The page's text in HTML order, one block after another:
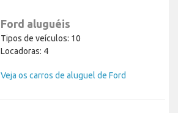
Ford aluguéis
Tipos de veículos: 10
Locadoras: 4
Veja os carros de aluguel de Ford